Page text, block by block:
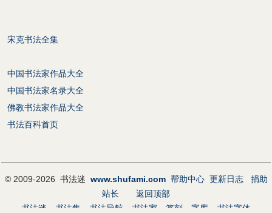
宋克书法全集
中国书法家作品大全
中国书法家名录大全
佛教书法家作品大全
书法百科首页
© 2009-2026 书法迷 www.shufami.com 帮助中心 更新日志
捐助
站长
返回顶部
书法迷
书法集 书法导航 书法家 篆刻 字库 书法字体